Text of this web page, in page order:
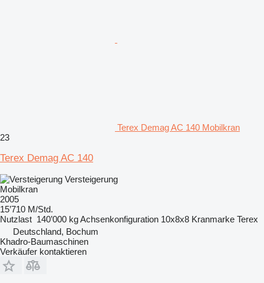
Terex Demag AC 140 Mobilkran
23
Terex Demag AC 140
Versteigerung
Mobilkran
2005
15’710 M/Std.
Nutzlast 140’000 kgAchsenkonfiguration 10x8x8 Kranmarke Terex
Deutschland, Bochum
Khadro-Baumaschinen
Verkäufer kontaktieren